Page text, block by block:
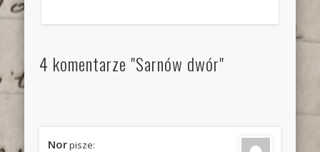
4 komentarze "Sarnów dwór"
Norpisze: